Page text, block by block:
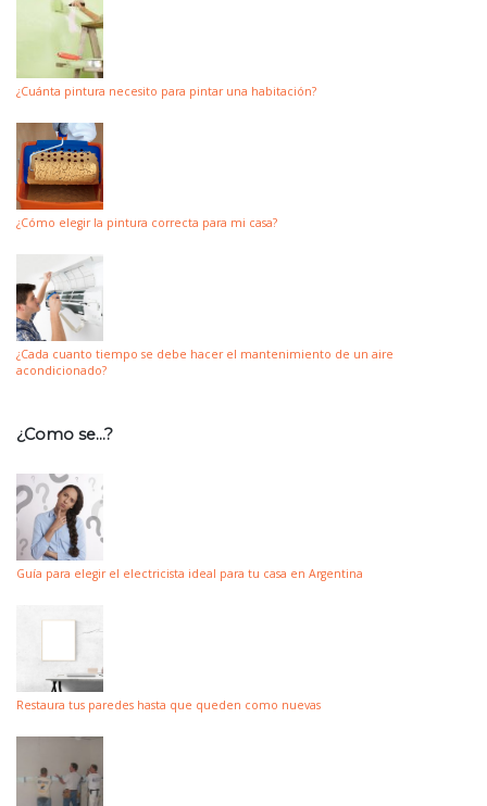
¿Cuánta pintura necesito para pintar una habitación?
¿Cómo elegir la pintura correcta para mi casa?
¿Cada cuanto tiempo se debe hacer el mantenimiento de un aire
acondicionado?
¿Como se…?
Guía para elegir el electricista ideal para tu casa en Argentina
Restaura tus paredes hasta que queden como nuevas